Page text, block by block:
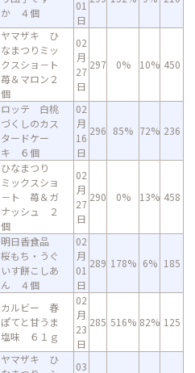
か ４個
01
日
ヤマザキ ひ
なまつりミッ
クスショ－ト
苺＆マロン２
個
02
月
27
日
297 0% 10% 450
ロッテ 白桃
づくしのカス
タードケー
キ ６個
02
月
16
日
296 85% 72% 236
ひなまつり
ミックスショ
－ト 苺＆ガ
ナッシュ ２
個
02
月
27
日
290 0% 13% 458
明日香食品
桜もち・うぐ
いす餅こしあ
ん ４個
02
月
01
日
289 178% 6% 185
カルビー 春
ぽてと甘うま
塩味 ６１ｇ
02
月
23
日
285 516% 82% 125
ヤマザキ ひ
03